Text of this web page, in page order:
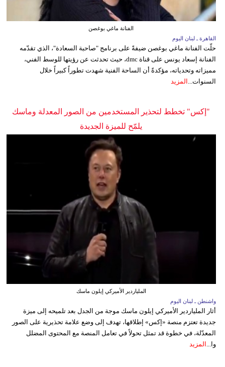
الفنانة ماغي بوغصن
القاهرة ـ لبنان اليوم
حلّت الفنانة ماغي بوغصن ضيفةً على برنامج "صاحبة السعادة"، الذي تقدّمه
الفنانة إسعاد يونس على قناة dmc، حيث تحدثت عن رؤيتها للوسط الفني،
مميزاته وتحدياته، مؤكدةً أن الساحة الفنية شهدت تطوراً كبيراً خلال
السنوات... المزيد
"إكس" تخطط لتحذير المستخدمين من الصور المعدلة وماسك
يلمّح للميزة الجديدة
الملياردير الأميركي إيلون ماسك
واشنطن ـ لبنان اليوم
أثار الملياردير الأميركي إيلون ماسك موجة من الجدل بعد تلميحه إلى ميزة
جديدة تعتزم منصة «إكس» إطلاقها، تهدف إلى وضع علامة تحذيرية على الصور
المعدّلة، في خطوة قد تمثل تحولاً في تعامل المنصة مع المحتوى المضلل
وا... المزيد